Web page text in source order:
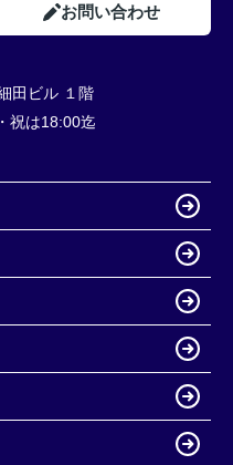
お問い合わせ
田ビル １階
祝は18:00迄